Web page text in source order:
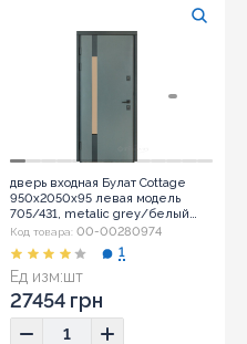
дверь входная Булат Cottage
950x2050x95 левая модель
705/431, metalic grey/белый
атласный (0007)
Код товара: 00-00280974
Ед изм:шт
1
27454 грн